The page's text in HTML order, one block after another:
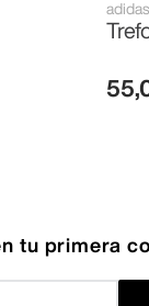
adidas
55,
tu primera